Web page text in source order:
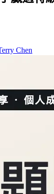
Chen